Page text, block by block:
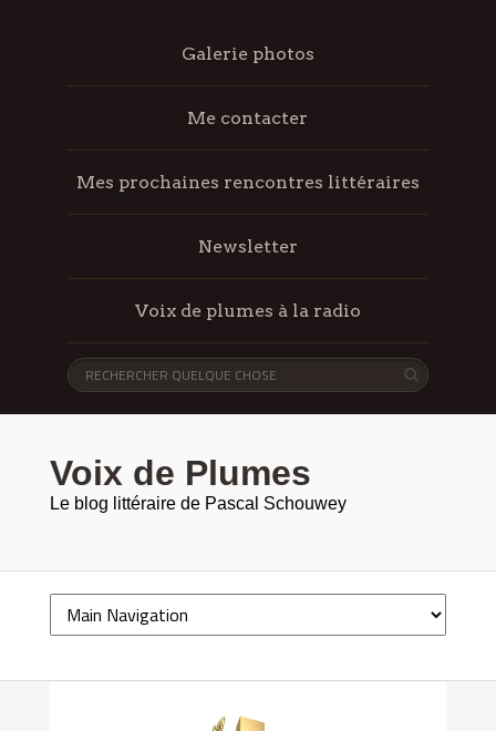
Galerie photos
Me contacter
Mes prochaines rencontres littéraires
Newsletter
Voix de plumes à la radio
Voix de Plumes
Le blog littéraire de Pascal Schouwey